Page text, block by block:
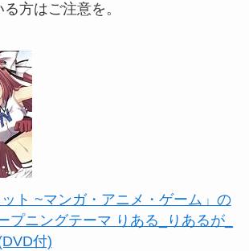
方はご注意を。
ット ~マンガ・アニメ・ゲーム」の
プニングテーマ りある_りあるが_
付)